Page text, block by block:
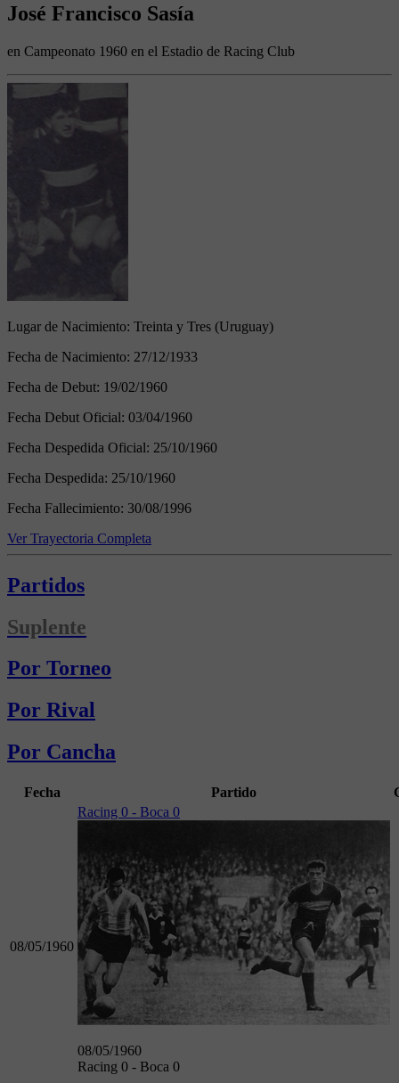
José Francisco Sasía
en Campeonato 1960 en el Estadio de Racing Club
Lugar de Nacimiento: Treinta y Tres (Uruguay)
Fecha de Nacimiento: 27/12/1933
Fecha de Debut: 19/02/1960
Fecha Debut Oficial: 03/04/1960
Fecha Despedida Oficial: 25/10/1960
Fecha Despedida: 25/10/1960
Fecha Fallecimiento: 30/08/1996
Ver Trayectoria Completa
Partidos
Suplente
Por Torneo
Por Rival
Por Cancha
Fecha Partido
08/05/1960
Racing 0 - Boca 0
08/05/1960
Racing 0 - Boca 0